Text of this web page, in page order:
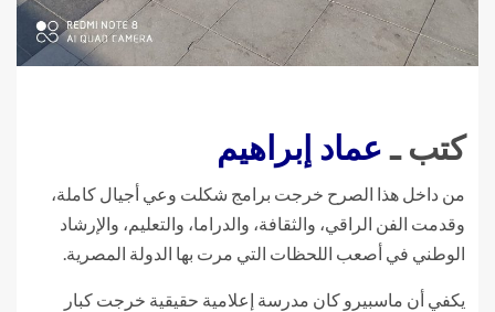
كتب ـعماد إبراهيم
من داخل هذا الصرح خرجت برامج شكلت وعي أجيال كاملة،
وقدمت الفن الراقي، والثقافة، والدراما، والتعليم، والإرشاد
الوطني في أصعب اللحظات التي مرت بها الدولة المصرية.
يكفي أن ماسبيرو كان مدرسة إعلامية حقيقية خرجت كبار